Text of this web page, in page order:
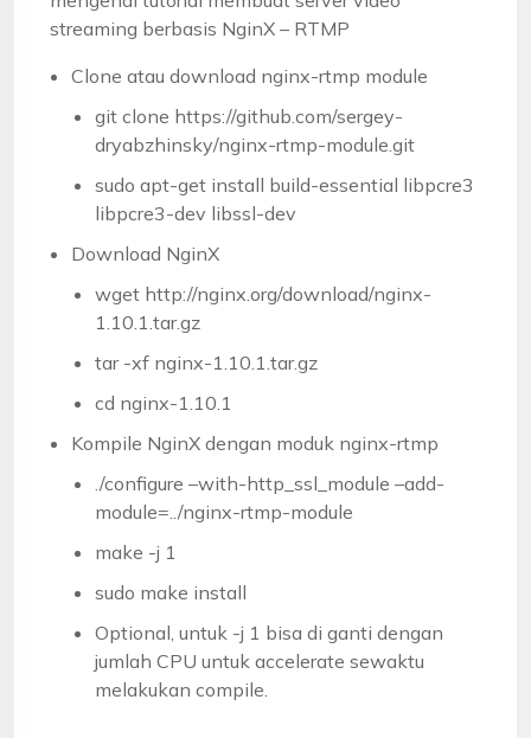
streaming berbasis NginX – RTMP
Clone atau download nginx-rtmp module
git clone https://github.com/sergey-
dryabzhinsky/nginx-rtmp-module.git
sudo apt-get install build-essential libpcre3
libpcre3-dev libssl-dev
Download NginX
wget http://nginx.org/download/nginx-
1.10.1.tar.gz
tar -xf nginx-1.10.1.tar.gz
cd nginx-1.10.1
Kompile NginX dengan moduk nginx-rtmp
./configure –with-http_ssl_module –add-
module=../nginx-rtmp-module
make -j 1
sudo make install
Optional, untuk -j 1 bisa di ganti dengan
jumlah CPU untuk accelerate sewaktu
melakukan compile.